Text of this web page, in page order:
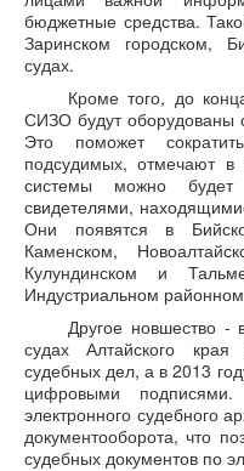
бюджетные средства.
Заринском городском,
судах.
Кроме того, до
СИЗО будут оборудованы
Это поможет
подсудимых, отмечают в
системы можно
свидетелями,
Они появятся в
Каменском,
Кулундинском и
Индустриальном
Другое новшество -
судах Алтайского края
судебных дел, а в 2013
цифровыми
электронного судебного
документооборота, что
судебных документов по